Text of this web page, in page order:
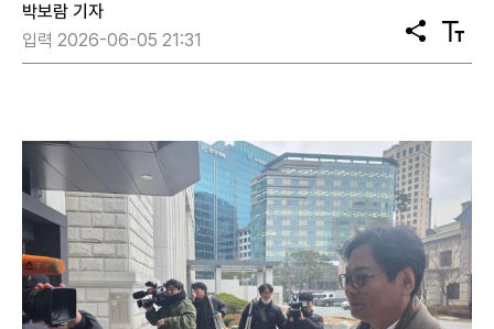
박보람 기자
입력 2026-06-05 21:31
공
유
텍
스